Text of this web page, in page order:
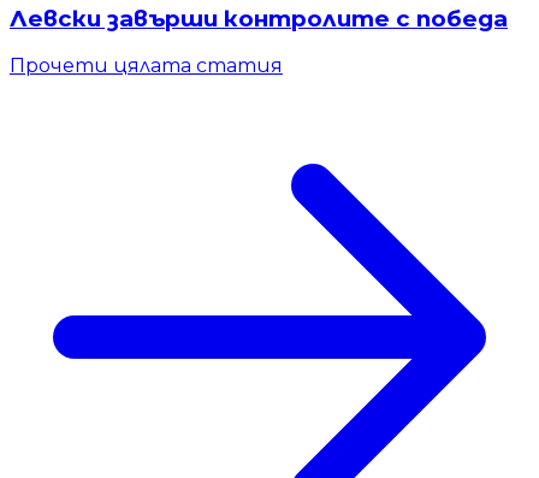
Левски завърши контролите с победа
Прочети цялата статия